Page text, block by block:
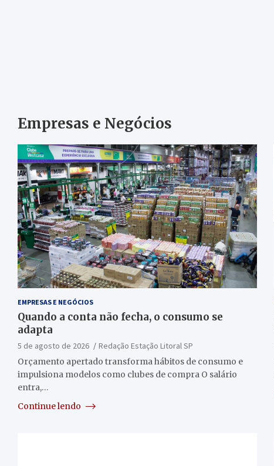
Empresas e Negócios
EMPRESAS E NEGÓCIOS
Quando a conta não fecha, o consumo se
adapta
5 de agosto de 2026
Redação Estação Litoral SP
Orçamento apertado transforma hábitos de consumo e
impulsiona modelos como clubes de compra O salário
entra,…
Continue lendo